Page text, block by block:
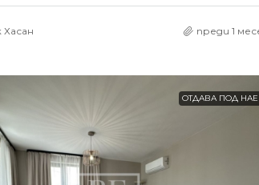
Хасан преди 1
ОТДАВА ПОД